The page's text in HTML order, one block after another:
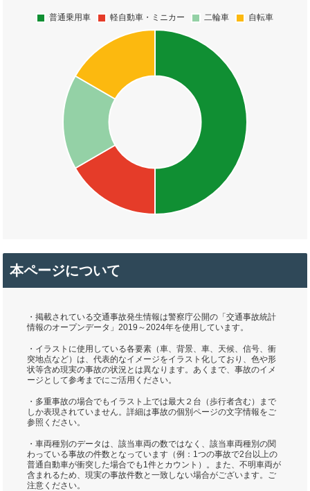
本ページについて
・掲載されている交通事故発生情報は警察庁公開の「交通事故統計
情報のオープンデータ」2019～2024年を使用しています。
・イラストに使用している各要素（車、背景、車、天候、信号、衝
突地点など）は、代表的なイメージをイラスト化しており、色や形
状等含め現実の事故の状況とは異なります。あくまで、事故のイメ
ージとして参考までにご活用ください。
・多重事故の場合でもイラスト上では最大２台（歩行者含む）まで
しか表現されていません。詳細は事故の個別ページの文字情報をご
参照ください。
・車両種別のデータは、該当車両の数ではなく、該当車両種別の関
わっている事故の件数となっています（例：1つの事故で2台以上の
普通自動車が衝突した場合でも1件とカウント）。また、不明車両が
含まれるため、現実の事故件数と一致しない場合がございます。ご
注意ください。